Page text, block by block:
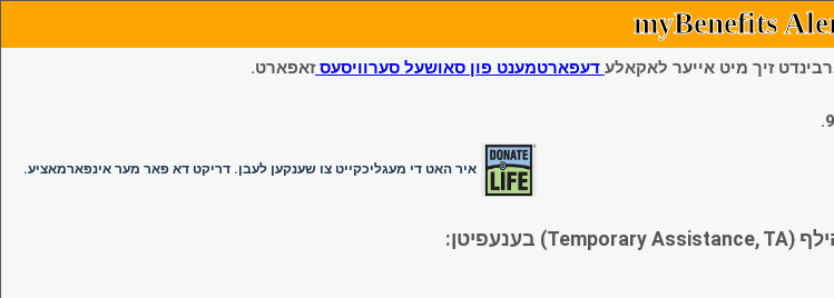
myBenefits
זיך מיט אייער לאקאלע דעפארטמענט פון סאושעל סערוויסעסזאפארט.
איר האט די מעגליכקייט צו שענקען לעבן. דריקט דא פאר מער אינפארמאציע.